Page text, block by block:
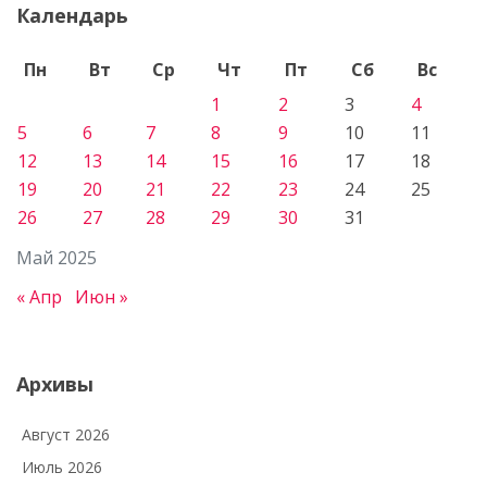
Календарь
Май 2025
Пн Вт Ср Чт Пт Сб
Вс
1
2 3
4
5
6 7 8 9 10
11
12
13 14 15 16 17
18
19
20 21 22 23 24
25
26
27 28 29 30 31
« Апр Июн »
Архивы
Август 2026
Июль 2026